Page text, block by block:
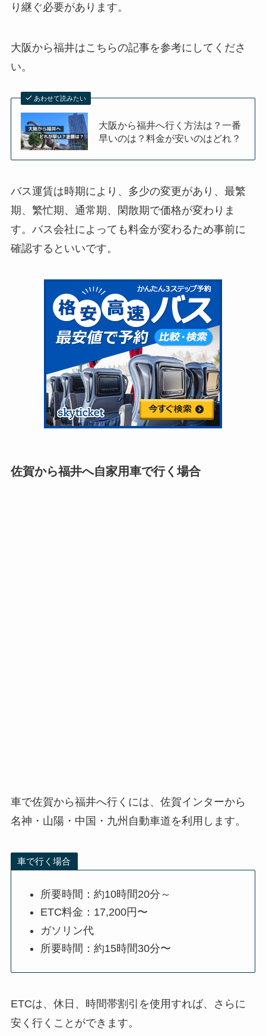
り継ぐ必要があります。
大阪から福井はこちらの記事を参考にしてくださ
い。
あわせて読みたい
大阪から福井へ行く方法は？一番
早いのは？料金が安いのはどれ？
バス運賃は時期により、多少の変更があり、最繁
期、繁忙期、通常期、閑散期で価格が変わりま
す。バス会社によっても料金が変わるため事前に
確認するといいです。
佐賀から福井へ自家用車で行く場合
車で佐賀から福井へ行くには、佐賀インターから
名神・山陽・中国・九州自動車道を利用します。
車で行く場合
所要時間：約10時間20分～
ETC料金：17,200円〜
ガソリン代
所要時間：約15時間30分〜
ETCは、休日、時間帯割引を使用すれば、さらに
安く行くことができます。